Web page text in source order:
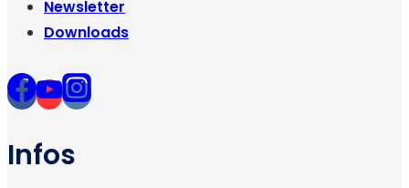
Newsletter
Downloads
Infos